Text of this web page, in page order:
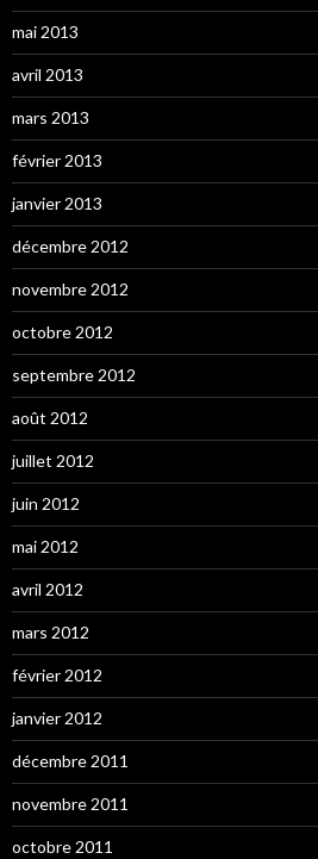
mai 2013
avril 2013
mars 2013
février 2013
janvier 2013
décembre 2012
novembre 2012
octobre 2012
septembre 2012
août 2012
juillet 2012
juin 2012
mai 2012
avril 2012
mars 2012
février 2012
janvier 2012
décembre 2011
novembre 2011
octobre 2011